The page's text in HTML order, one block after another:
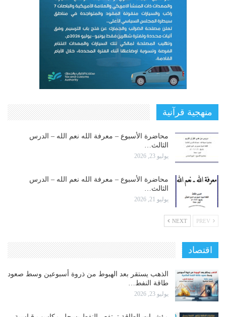
منهجية قرآنية
محاضرة الأسبوع – معرفة الله نعم الله – الدرس
الثالث…
يوليو 23, 2026
محاضرة الأسبوع – معرفة الله نعم الله – الدرس
الثالث…
يوليو 21, 2026
NEXT
اقتصاد
الذهب يستقر بعد الهبوط من ذروة أسبوعين وسط صعود
طاقة النفط…
يوليو 23, 2026